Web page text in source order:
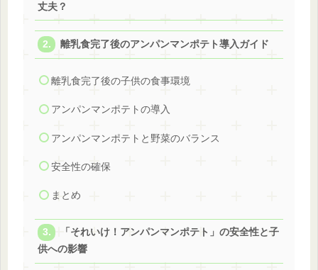
丈夫？
離乳食完了後のアンパンマンポテト導入ガイド
離乳食完了後の子供の食事環境
アンパンマンポテトの導入
アンパンマンポテトと野菜のバランス
安全性の確保
まとめ
「それいけ！アンパンマンポテト」の安全性と子
供への影響